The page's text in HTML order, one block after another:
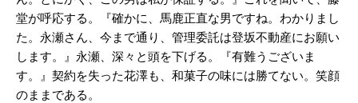
堂が呼応する。『確かに、馬鹿正直な男ですね。わかりまし
た。永瀬さん、今まで通り、管理委託は登坂不動産にお願い
します。』永瀬、深々と頭を下げる。『有難うございま
す。』契約を失った花澤も、和菓子の味には勝てない。笑顔
のままである。